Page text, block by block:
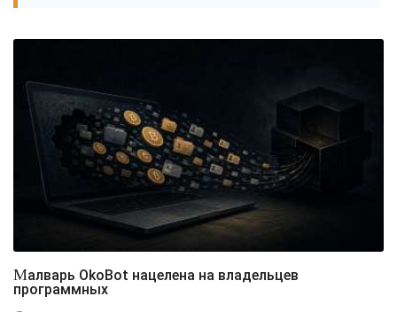
Малварь OkoBot нацелена на владельцев
программных